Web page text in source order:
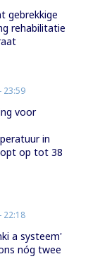
gebrekkige
rehabilitatie
23:59
voor
in
op tot 38
22:18
a systeem'
nóg twee